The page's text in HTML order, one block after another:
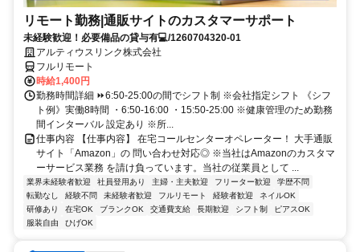
リモート勤務|通販サイトのカスタマーサポート
未経験歓迎！必要備品の貸与有💻/1260704320-01
アルティウスリンク株式会社
フルリモート
時給1,400円
勤務時間詳細 ⏩6:50-25:00の間でシフト制 ※会社指定シフト 《シフ
ト例》実働8時間 ・6:50-16:00 ・15:50-25:00 ※健康管理のため勤務
間インターバル 設定あり ※所...
仕事内容 【仕事内容】 在宅コールセンターオペレーター！ 大手通販
サイト「Amazon」の 問い合わせ対応◎ ※当社はAmazonのカスタマ
ーサービス業務 を請け負っています。当社の従業員として ...
業界未経験者歓迎 社員登用あり 主婦・主夫歓迎 フリーター歓迎
学歴不問
転勤なし
経験不問 未経験者歓迎 フルリモート 経験者歓迎
ネイルOK
研修あり
在宅OK ブランクOK 交通費支給 長期歓迎 シフト制
ピアスOK
服装自由
ひげOK